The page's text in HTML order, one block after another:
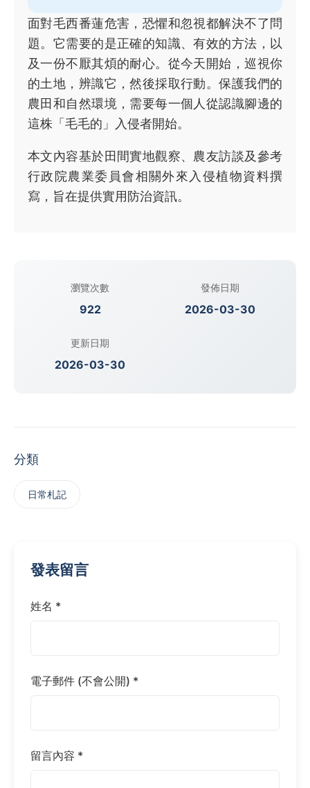
面對毛西番蓮危害，恐懼和忽視都解決不了問
題。它需要的是正確的知識、有效的方法，以
及一份不厭其煩的耐心。從今天開始，巡視你
的土地，辨識它，然後採取行動。保護我們的
農田和自然環境，需要每一個人從認識腳邊的
這株「毛毛的」入侵者開始。
本文內容基於田間實地觀察、農友訪談及參考
行政院農業委員會相關外來入侵植物資料撰
寫，旨在提供實用防治資訊。
瀏覽次數
922
發佈日期
2026-03-30
更新日期
2026-03-30
分類
日常札記
發表留言
姓名 *
電子郵件 (不會公開) *
留言內容 *